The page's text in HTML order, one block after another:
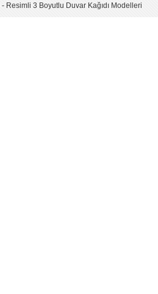
3 Boyutlu Duvar Kağıdı Modelleri